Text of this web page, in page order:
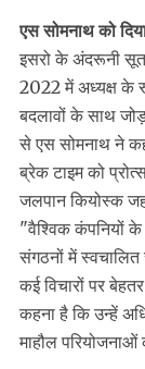
एस सोमनाथ को
इसरो के अंदरूनी
2022 में अध्यक्ष के
बदलावों के साथ
से एस सोमनाथ ने
ब्रेक टाइम को
जलपान कियोस्क
"वैश्विक कंपनियों के
संगठनों में
कई विचारों पर
कहना है कि उन्हें
माहौल